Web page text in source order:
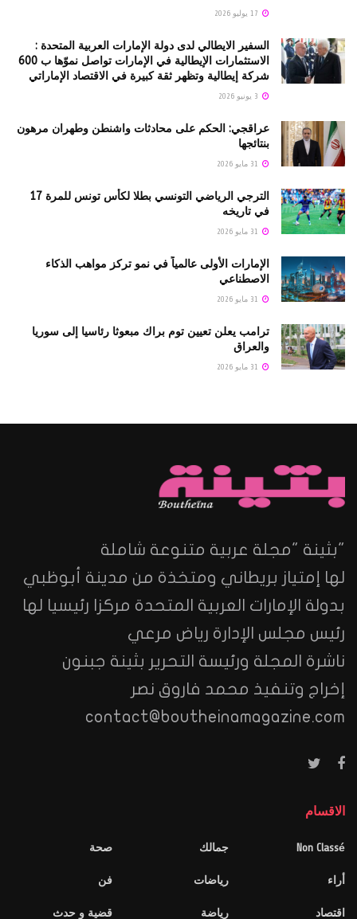
السفير الايطالي لدى دولة الإمارات العربية المتحدة :
الاستثمارات الإيطالية في الإمارات تواصل نموّها ب 600
شركة إيطالية وتظهر ثقة كبيرة في الاقتصاد الإماراتي
عراقجي: الحكم على محادثات واشنطن وطهران مرهون
بنتائجها
الترجي الرياضي التونسي بطلا لكأس تونس للمرة 17
في تاريخه
الإمارات الأولى عالمياً في نمو تركز مواهب الذكاء
الاصطناعي
ترامب يعلن تعيين توم براك مبعوثا رئاسيا إلى سوريا
والعراق
"بثينة "مجلة عربية متنوعة شاملة
لها إمتياز بريطاني ومتخذة من مدينة أبوظبي
بدولة الإمارات العربية المتحدة مركزا رئيسيا لها
رئيس مجلس الإدارة رياض مرعي
ناشرة المجلة ورئيسة التحرير بثينة جبنون
إخراج وتنفيذ محمد فاروق نصر
contact@boutheinamagazine.com
الاقسام
Non Classé
أراء
اقتصاد
جمالك
رياضات
رياضة
صحة
فن
قضية و حدث